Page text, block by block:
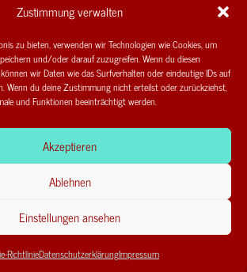
Zustimmung verwalten
zu bieten, verwenden wir Technologien wie Cookies, um
und/oder darauf zuzugreifen. Wenn du diesen
wir Daten wie das Surfverhalten oder eindeutige IDs auf
Wenn du deine Zustimmung nicht erteilst oder zurückziehst,
und Funktionen beeinträchtigt werden.
Akzeptieren
Ablehnen
Einstellungen ansehen
RichtlinieDatenschutzerklärungImpressum
Uli Hoiss |uli.hoiss@gmx.de
08851 7695
TransFormat